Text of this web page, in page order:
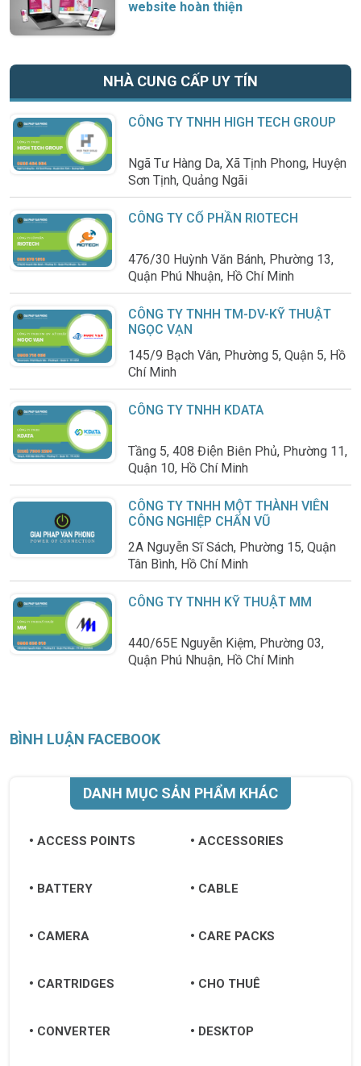
website hoàn thiện
NHÀ CUNG CẤP UY TÍN
CÔNG TY TNHH HIGH TECH GROUP
Ngã Tư Hàng Da, Xã Tịnh Phong, Huyện
Sơn Tịnh, Quảng Ngãi
CÔNG TY CỔ PHẦN RIOTECH
476/30 Huỳnh Văn Bánh, Phường 13,
Quận Phú Nhuận, Hồ Chí Minh
CÔNG TY TNHH TM-DV-KỸ THUẬT
NGỌC VẠN
145/9 Bạch Vân, Phường 5, Quận 5, Hồ
Chí Minh
CÔNG TY TNHH KDATA
Tầng 5, 408 Điện Biên Phủ, Phường 11,
Quận 10, Hồ Chí Minh
CÔNG TY TNHH MỘT THÀNH VIÊN
CÔNG NGHIỆP CHẤN VŨ
2A Nguyễn Sĩ Sách, Phường 15, Quận
Tân Bình, Hồ Chí Minh
CÔNG TY TNHH KỸ THUẬT MM
440/65E Nguyễn Kiệm, Phường 03,
Quận Phú Nhuận, Hồ Chí Minh
BÌNH LUẬN FACEBOOK
DANH MỤC SẢN PHẨM KHÁC
ACCESS POINTS ACCESSORIES
BATTERY CABLE
CAMERA CARE PACKS
CARTRIDGES CHO THUÊ
CONVERTER DESKTOP